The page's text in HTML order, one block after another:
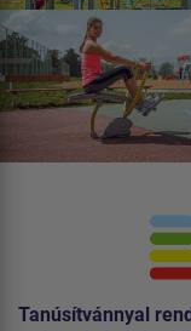
Tanúsítvánnyal